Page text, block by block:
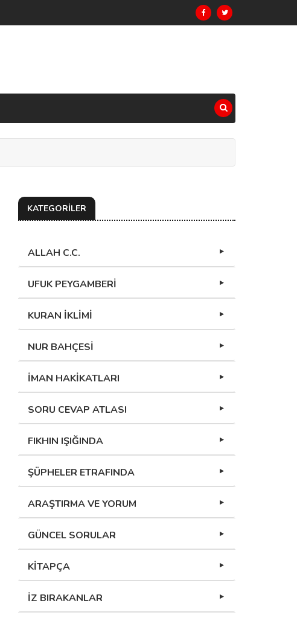
KATEGORİLER
ALLAH C.C.
UFUK PEYGAMBERİ
KURAN İKLİMİ
NUR BAHÇESİ
İMAN HAKİKATLARI
SORU CEVAP ATLASI
FIKHIN IŞIĞINDA
ŞÜPHELER ETRAFINDA
ARAŞTIRMA VE YORUM
GÜNCEL SORULAR
KİTAPÇA
İZ BIRAKANLAR